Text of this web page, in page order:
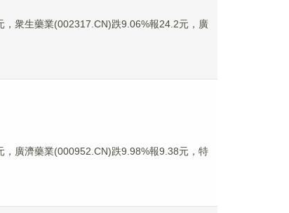
衆生藥業(002317.CN)跌9.06%報24.2元，廣
廣濟藥業(000952.CN)跌9.98%報9.38元，特